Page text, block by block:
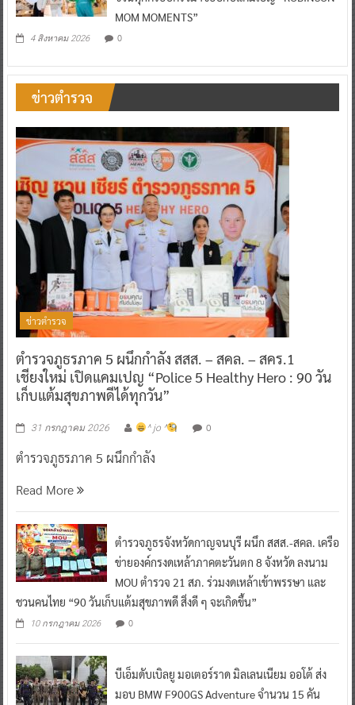
MOM MOMENTS”
4 สิงหาคม 2026 0
ข่าวตำรวจ
ข่าวตำรวจ
ตำรวจภูธรภาค 5 ผนึกกำลัง สสส. – สคล. – สคร.1
เชียงใหม่ เปิดแคมเปญ “Police 5 Healthy Hero : 90 วัน
เก็บแต้มสุขภาพดีได้ทุกวัน”
31 กรกฎาคม 2026 ^ jo ^ 0
ตำรวจภูธรภาค 5 ผนึกกำลัง
Read More
ตำรวจภูธรจังหวัดกาญจนบุรี ผนึก สสส.-สคล. เครือ
ข่ายองค์กรงดเหล้าภาคตะวันตก 8 จังหวัด ลงนาม
MOU ตำรวจ 21 สภ. ร่วมงดเหล้าเข้าพรรษา และ
ชวนคนไทย “90 วันเก็บแต้มสุขภาพดี สิ่งดี ๆ จะเกิดขึ้น”
10 กรกฎาคม 2026 0
บีเอ็มดับเบิลยู มอเตอร์ราด มิลเลนเนียม ออโต้ ส่ง
มอบ BMW F900GS Adventure จำนวน 15 คัน